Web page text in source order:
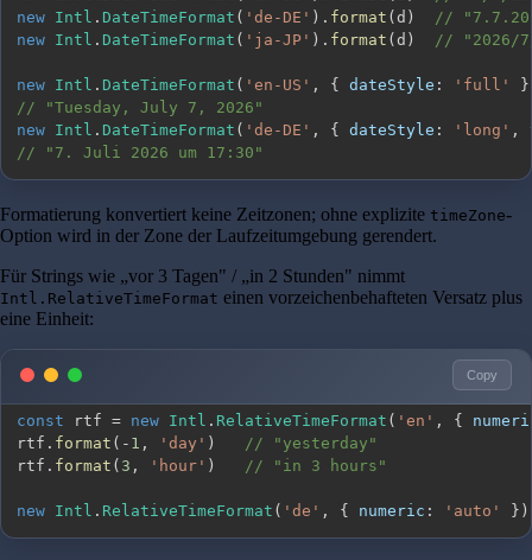
new Intl . DateTimeFormat ( 'de-DE' ) . format ( d )
//
new Intl . DateTimeFormat ( 'ja-JP' ) . format ( d ) // "2026/
new Intl . DateTimeFormat ( 'en-US' , { dateStyle : 'full' }
// "Tuesday, July 7, 2026"
new Intl . DateTimeFormat ( 'de-DE' , { dateStyle : 'long' ,
// "7. Juli 2026 um 17:30"
Formatierung konvertiert keine Zeitzonen; ohne explizite timeZone-
Option wird in der Zone der Laufzeitumgebung gerendert.
Für Strings wie „vor 3 Tagen" / „in 2 Stunden" nimmt
Intl.RelativeTimeFormat einen vorzeichenbehafteten Versatz plus
eine Einheit:
Copy
const rtf = new Intl . RelativeTimeFormat ( 'en' , {
rtf . format ( - 1 , 'day' )
// "yesterday"
rtf . format ( 3 , 'hour' ) // "in 3 hours"
new Intl . RelativeTimeFormat ( 'de' , { numeric : 'auto' } )